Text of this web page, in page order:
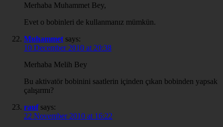
Merhaba Muhammet Bey,
Evet o bobinleri de kullanmanız mümkün.
Muhammet says:
10 December 2010 at 20:38
Merhaba Melih Bey
Bu aktivatör bobinini saatlerin içinden çıkan bobinden yapsak
çalışırmı?
rauf says:
22 November 2010 at 16:22